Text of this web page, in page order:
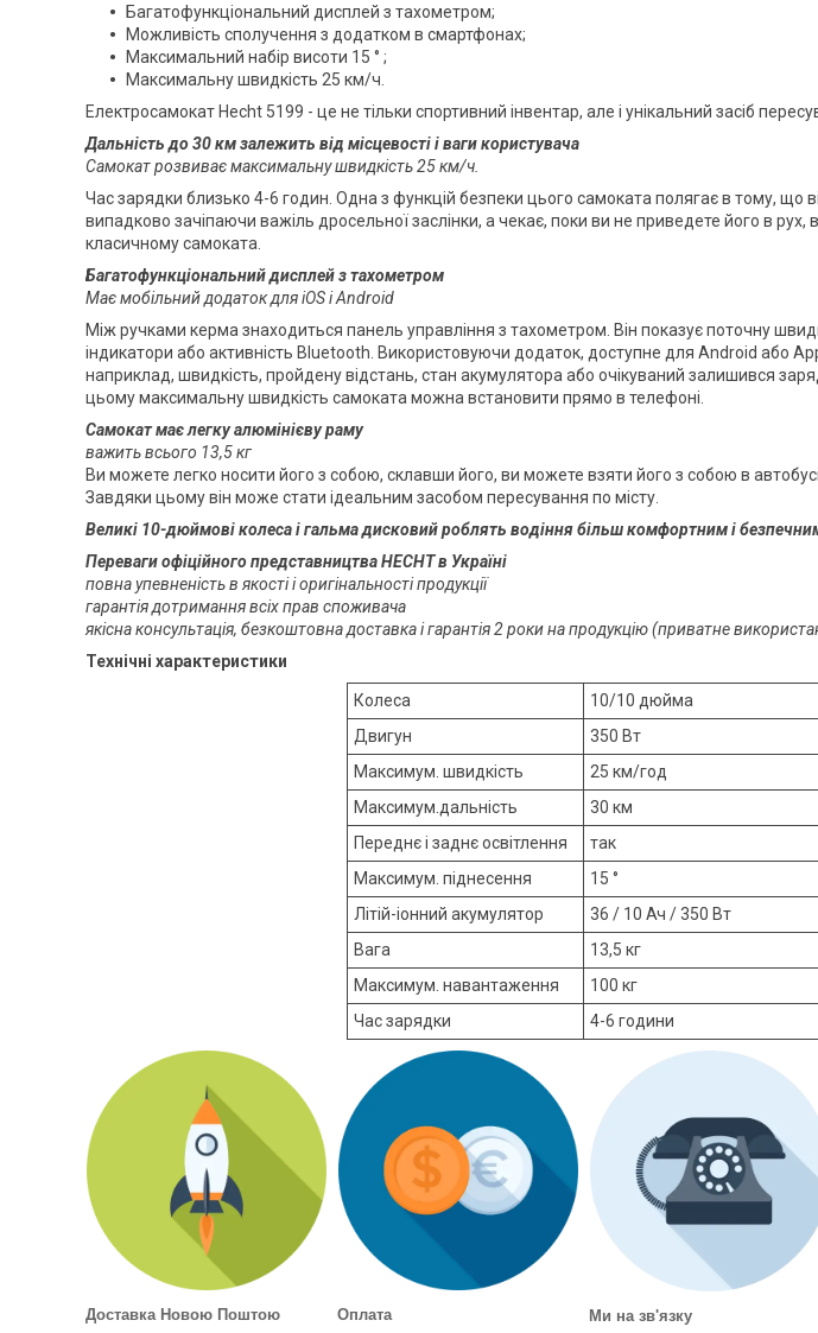
Багатофункціональний дисплей з тахометром;
Можливість сполучення з додатком в смартфонах;
Максимальний набір висоти 15 ° ;
Максимальну швидкість 25 км/ч.
Електросамокат Hecht 5199 - це не тільки спортивний інвентар, але і унікальний засіб
Дальність до 30 км залежить від місцевості і ваги користувача
Самокат розвиває максимальну швидкість 25 км/ч.
Час зарядки близько 4-6 годин. Одна з функцій безпеки цього самоката полягає в тому, що
випадково зачіпаючи важіль дросельної заслінки, а чекає, поки ви не приведете його в рух,
класичному самоката.
Багатофункціональний дисплей з тахометром
Має мобільний додаток для iOS і Android
Між ручками керма знаходиться панель управління з тахометром. Він показує поточну
індикатори або активність Bluetooth. Використовуючи додаток, доступне для Android або
наприклад, швидкість, пройдену відстань, стан акумулятора або очікуваний залишився
цьому максимальну швидкість самоката можна встановити прямо в телефоні.
Самокат має легку алюмінієву раму
важить всього 13,5 кг
Ви можете легко носити його з собою, склавши його, ви можете взяти його з собою в
Завдяки цьому він може стати ідеальним засобом пересування по місту.
Великі 10-дюймові колеса і гальма дисковий роблять водіння більш комфортним і
Переваги офіційного представництва HECHT в Україні
повна упевненість в якості і оригінальності продукції
гарантія дотримання всіх прав споживача
якісна консультація, безкоштовна доставка і гарантія 2 роки на продукцію (приватне
Технічні характеристики
Колеса
10/10 дюйма
Двигун
350 Вт
Максимум. швидкість
25 км/год
Максимум.дальність
30 км
Переднє і заднє освітлення
так
Максимум. піднесення
15 °
Літій-іонний акумулятор
36 / 10 Ач / 350 Вт
Вага
13,5 кг
Максимум. навантаження
100 кг
Час зарядки
4-6 години
Доставка Новою Поштою Оплата Ми на зв'язку